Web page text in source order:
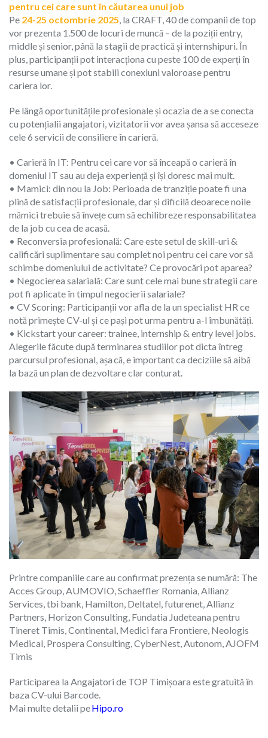
pentru cei care sunt în căutarea unui job
Pe 24-25 octombrie 2025, la CRAFT, 40 de companii de top
vor prezenta 1.500 de locuri de muncă – de la poziții entry,
middle și senior, până la stagii de practică și internshipuri. În
plus, participanții pot interacționa cu peste 100 de experți în
resurse umane și pot stabili conexiuni valoroase pentru
cariera lor.
Pe lângă oportunitățile profesionale și ocazia de a se conecta
cu potențialii angajatori, vizitatorii vor avea șansa să acceseze
cele 6 servicii de consiliere în carieră.
• Carieră în IT: Pentru cei care vor să înceapă o carieră în
domeniul IT sau au deja experiență și își doresc mai mult.
• Mamici: din nou la Job: Perioada de tranziție poate fi una
plină de satisfacții profesionale, dar și dificilă deoarece noile
mămici trebuie să învețe cum să echilibreze responsabilitatea
de la job cu cea de acasă.
• Reconversia profesională: Care este setul de skill-uri &
calificări suplimentare sau complet noi pentru cei care vor să
schimbe domeniului de activitate? Ce provocări pot aparea?
• Negocierea salarială: Care sunt cele mai bune strategii care
pot fi aplicate în timpul negocierii salariale?
• CV Scoring: Participanții vor afla de la un specialist HR ce
notă primește CV-ul și ce pași pot urma pentru a-l îmbunătăți.
• Kickstart your career: trainee, internship & entry level jobs.
Alegerile făcute după terminarea studiilor pot dicta întreg
parcursul profesional, așa că, e important ca deciziile să aibă
la bază un plan de dezvoltare clar conturat.
Printre companiile care au confirmat prezența se numără: The
Acces Group, AUMOVIO, Schaeffler Romania, Allianz
Services, tbi bank, Hamilton, Deltatel, futurenet, Allianz
Partners, Horizon Consulting, Fundatia Judeteana pentru
Tineret Timis, Continental, Medici fara Frontiere, Neologis
Medical, Prospera Consulting, CyberNest, Autonom, AJOFM
Timis
Participarea la Angajatori de TOP Timișoara este gratuită în
baza CV-ului Barcode.
Mai multe detalii peHipo.ro